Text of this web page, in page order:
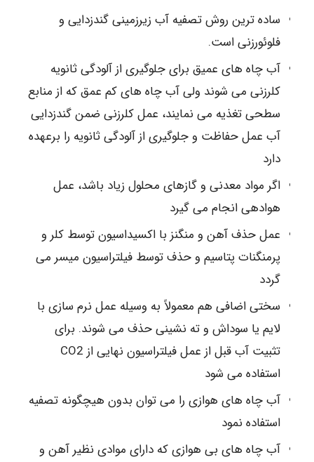
ساده ترین روش تصفیه آب زیرزمینی گندزدایی و
فلوئورزنی است.
آب چاه های عمیق برای جلوگیری از آلودگی ثانویه
کلرزنی می شوند ولی آب چاه های کم عمق که از منابع
سطحی تغذیه می نمایند، عمل کلرزنی ضمن گندزدایی
آب عمل حفاظت و جلوگیری از آلودگی ثانویه را برعهده
دارد
اگر مواد معدنی و گازهای محلول زیاد باشد، عمل
هوادهی انجام می گیرد
عمل حذف آهن و منگنز با اکسیداسیون توسط کلر و
پرمنگنات پتاسیم و حذف توسط فیلتراسیون میسر می
گردد
سختی اضافی هم معمولاً به وسیله عمل نرم سازی با
لایم یا سوداش و ته نشینی حذف می شوند. برای
تثبیت آب قبل از عمل فیلتراسیون نهایی از CO2
استفاده می شود
آب چاه های هوازی را می توان بدون هیچگونه تصفیه
استفاده نمود
آب چاه های بی هوازی که دارای موادی نظیر آهن و